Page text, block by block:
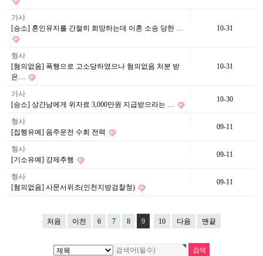
가사
[승소] 혼인유지를 간절히 희망하는데 이혼 소송 당한 …
10-31
형사
[혐의없음] 폭행으로 고소당하였으나 혐의없음 처분 받
은…
10-31
가사
[승소] 상간남에게 위자료 3,000만원 지급받으라는 …
10-30
형사
[집행유예] 음주운전 수회 전력
09-11
형사
[기소유예] 강제추행
09-11
형사
[혐의없음] 사문서위조(인천지방검찰청)
09-11
처음 이전 6 7 8 9 10 다음 맨끝